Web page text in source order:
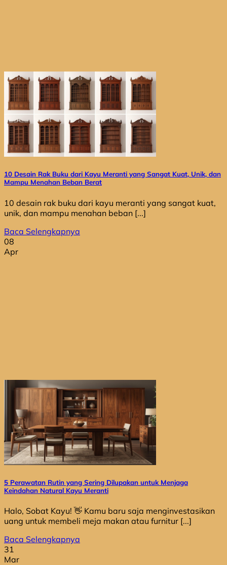
10 Desain Rak Buku dari Kayu Meranti yang Sangat Kuat, Unik, dan
Mampu Menahan Beban Berat
10 desain rak buku dari kayu meranti yang sangat kuat,
unik, dan mampu menahan beban [...]
Baca Selengkapnya
08
Apr
5 Perawatan Rutin yang Sering Dilupakan untuk Menjaga
Keindahan Natural Kayu Meranti
Halo, Sobat Kayu! 👋 Kamu baru saja menginvestasikan
uang untuk membeli meja makan atau furnitur [...]
Baca Selengkapnya
31
Mar